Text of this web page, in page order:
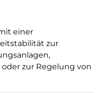
einer
zur
zur Regelung von